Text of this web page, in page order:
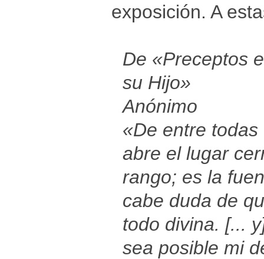
exposición. A
De «Preceptos
su Hijo»
Anónimo
«De entre
abre el lugar
rango; es la
cabe duda de
todo divina. [...
sea posible mi